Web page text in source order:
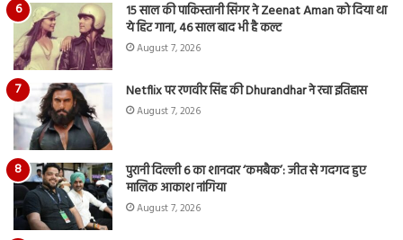
15 साल की पाकिस्तानी सिंगर ने Zeenat Aman को दिया था
ये हिट गाना, 46 साल बाद भी है कल्ट
August 7, 2026
Netflix पर रणवीर सिंह की Dhurandhar ने रचा इतिहास
August 7, 2026
पुरानी दिल्ली 6 का शानदार ‘कमबैक’: जीत से गदगद हुए
मालिक आकाश नांगिया
August 7, 2026